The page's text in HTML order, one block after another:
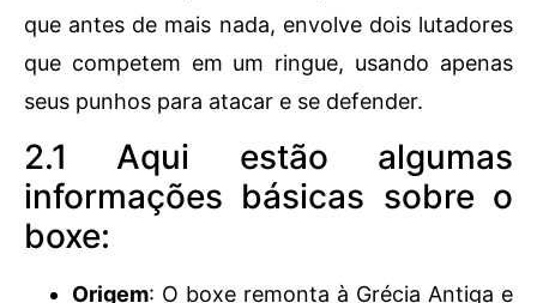
que antes de mais nada, envolve dois lutadores
que competem em um ringue, usando apenas
seus punhos para atacar e se defender.
2.1 Aqui estão algumas
informações básicas sobre o
boxe:
Origem: O boxe remonta à Grécia Antiga e